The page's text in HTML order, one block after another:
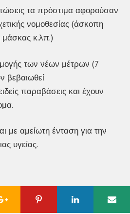
τα πρόστιμα αφορούσαν
νομοθεσίας (άσκοπη
μάσκας κ.λπ.)
των νέων μέτρων (7
βεβαιωθεί
παραβάσεις και έχουν
με αμείωτη ένταση για την
υγείας.
Google Pinterest Linkedin